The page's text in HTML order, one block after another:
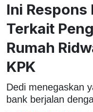
Ini Respons
Terkait
Rumah
KPK
Dedi menegaskan
bank berjalan